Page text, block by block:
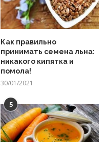
Как правильно
принимать семена льна:
никакого кипятка и
помола!
30/01/2021
5